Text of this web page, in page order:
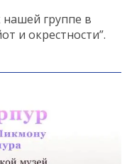
группе в
и окрестности”.